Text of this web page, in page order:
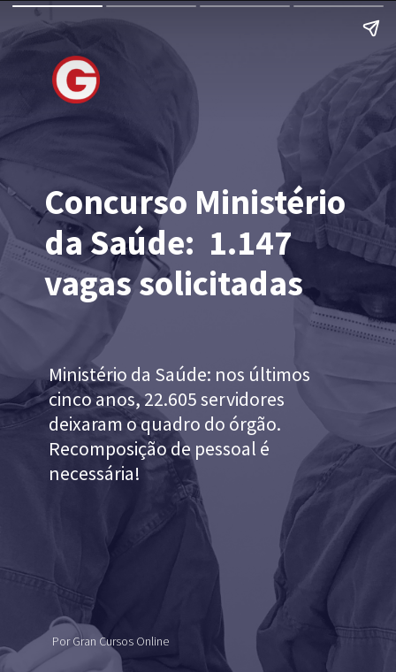
Concurso Ministério
da Saúde: 1.147
vagas solicitadas
Ministério da Saúde: nos últimos
cinco anos, 22.605 servidores
deixaram o quadro do órgão.
Recomposição de pessoal é
necessária!
Por Gran Cursos Online